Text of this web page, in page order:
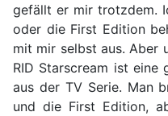
gefällt er mir trotzdem.
oder die First Edition
mit mir selbst aus. Aber
RID Starscream ist eine
aus der TV Serie. Man
und die First Edition,